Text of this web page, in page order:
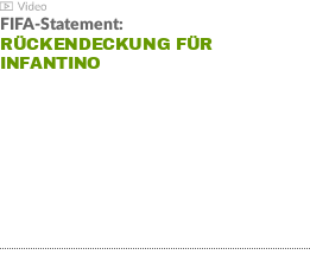
FIFA-Statement:
RÜCKENDECKUNG FÜR
INFANTINO